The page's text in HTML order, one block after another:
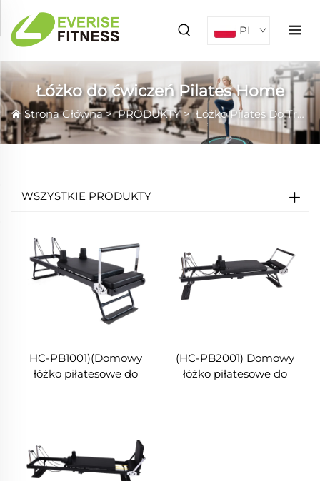
PL
Łóżko do ćwiczeń Pilates Home
Strona Główna>PRODUKTY>Łóżko Pilates Do Treningu Rdzenia
WSZYSTKIE PRODUKTY
HC-PB1001)(Domowy
łóżko piłatesowe do
(HC-PB2001) Domowy
łóżko piłatesowe do